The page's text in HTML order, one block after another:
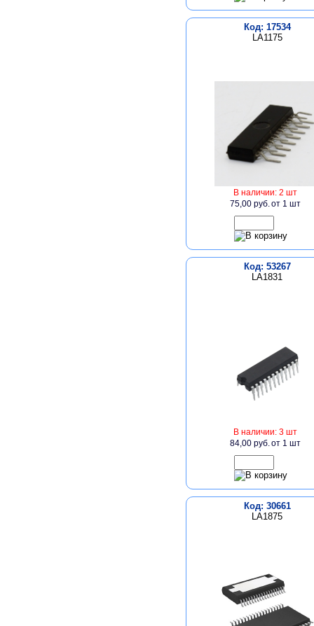
Код: 17534
LA1175
В наличии: 2 шт
75,00 руб.от 1 шт
Код: 53267
LA1831
В наличии: 3 шт
84,00 руб.от 1 шт
Код: 30661
LA1875